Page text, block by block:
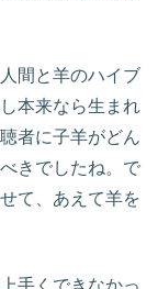
間と羊のハイブ
本来なら生まれ
者に子羊がどん
きでしたね。で
て、あえて羊を
手くできなかっ